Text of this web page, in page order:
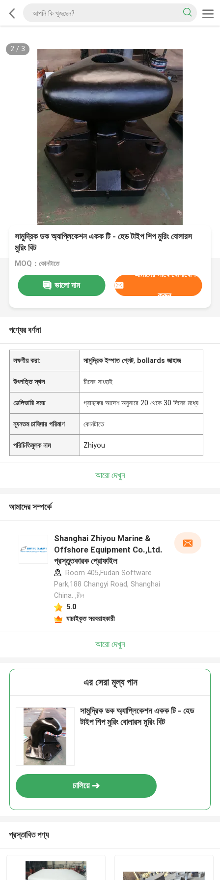
2/ 3
সামুদ্রিক ডক অ্যাপ্লিকেশন একক টি - হেড টাইপ শিপ মুরিং বোলারস
মুরিং বিট
MOQ：কোনটাতে
ভালো দাম
আমাদের সাথে যোগাযোগ
করুন
পণ্যের বর্ণনা
লক্ষণীয় করা: সামুদ্রিক ইস্পাত প্লেট, bollards জাহাজ
উৎপত্তি স্থল চীনের সাংহাই
ডেলিভারি সময় গ্রাহকের আদেশ অনুসারে 20 থেকে 30 দিনের মধ্যে
ন্যূনতম চাহিদার পরিমাণ কোনটাতে
পরিচিতিমুলক নাম Zhiyou
আরো দেখুন
আমাদের সম্পর্কে
Shanghai Zhiyou Marine &
Offshore Equipment Co.,Ltd.
প্রস্তুতকারক প্রোফাইল
Room 405,Fudan Software
Park,188 Changyi Road, Shanghai
China. ,চীন
5.0
যাচাইকৃত সরবরাহকারী
আরো দেখুন
এর সেরা মূল্য পান
সামুদ্রিক ডক অ্যাপ্লিকেশন একক টি - হেড
টাইপ শিপ মুরিং বোলারস মুরিং বিট
চালিয়ে
প্রস্তাবিত পণ্য